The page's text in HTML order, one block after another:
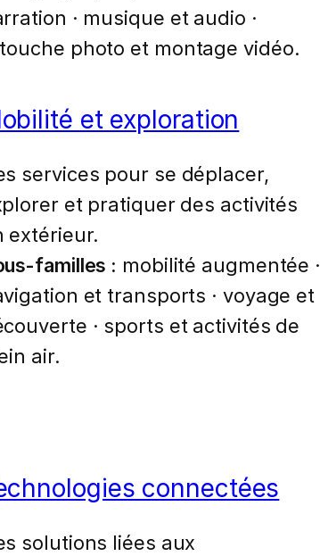
· musique et audio ·
photo et montage vidéo.
et exploration
services pour se déplacer,
et pratiquer des activités
extérieur.
familles : mobilité augmentée ·
et transports · voyage et
· sports et activités de
air.
connectées
solutions liées aux